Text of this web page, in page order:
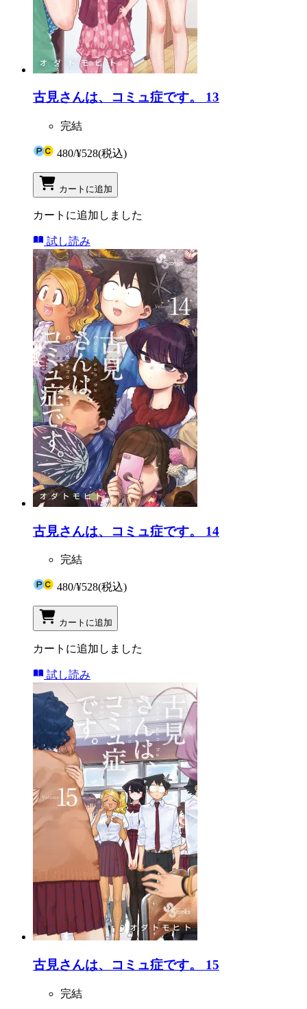
古見さんは、コミュ症です。 13
完結
480/¥528(税込)
カートに追加
カートに追加しました
試し読み
古見さんは、コミュ症です。 14
完結
480/¥528(税込)
カートに追加
カートに追加しました
試し読み
古見さんは、コミュ症です。 15
完結